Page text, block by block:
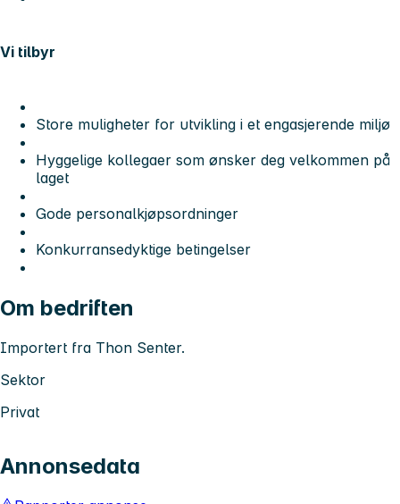
Vi tilbyr
Store muligheter for utvikling i et engasjerende miljø
Hyggelige kollegaer som ønsker deg velkommen på
laget
Gode personalkjøpsordninger
Konkurransedyktige betingelser
Om bedriften
Importert fra Thon Senter.
Sektor
Privat
Annonsedata